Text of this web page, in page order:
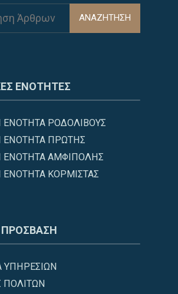
ΑΝΑΖΗΤΗΣΗ
ΕΝΟΤΗΤΕΣ
ΡΟΔΟΛΙΒΟΥΣ
ΕΝΟΤΗΤΑ ΠΡΩΤΗΣ
ΕΝΟΤΗΤΑ ΑΜΦΙΠΟΛΗΣ
ΚΟΡΜΙΣΤΑΣ
ΠΟΛΙΤΩΝ